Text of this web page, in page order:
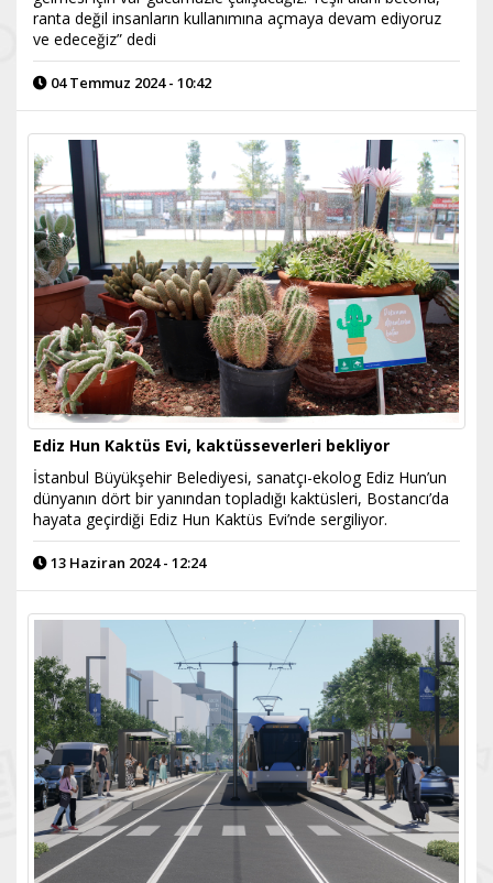
ranta değil insanların kullanımına açmaya devam ediyoruz
ve edeceğiz” dedi
04 Temmuz 2024 - 10:42
Ediz Hun Kaktüs Evi, kaktüsseverleri bekliyor
İstanbul Büyükşehir Belediyesi, sanatçı-ekolog Ediz Hun’un
dünyanın dört bir yanından topladığı kaktüsleri, Bostancı’da
hayata geçirdiği Ediz Hun Kaktüs Evi’nde sergiliyor.
13 Haziran 2024 - 12:24